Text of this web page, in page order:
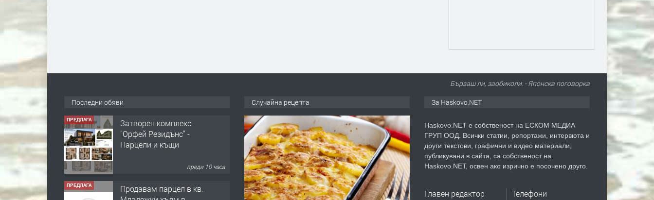
Бързаш ли, заобиколи. - Японска поговорка
Последни обяви
ПРЕДЛАГА
Затворен комплекс
"Орфей Резидънс" -
Парцели и къщи
преди 10 часа
ПРЕДЛАГА
Продавам парцел в кв.
Случайна рецепта За Haskovo.NET
Haskovo.NET е собственост на ЕСКОМ МЕДИА
ГРУП ООД. Всички статии, репортажи, интервюта и
други текстови, графични и видео материали,
публикувани в сайта, са собственост на
Haskovo.NET, освен ако изрично е посочено друго.
Главен редактор Телефони